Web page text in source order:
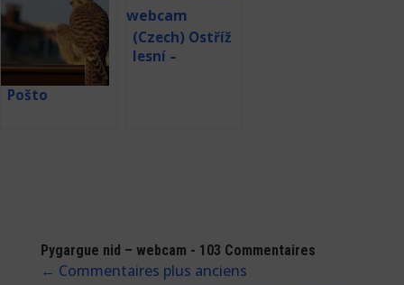
Pošto
(Czech) Ostříž
lesní –
Pygargue nid – webcam - 103 Commentaires
← Commentaires plus anciens